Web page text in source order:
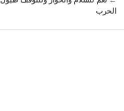
الحرب